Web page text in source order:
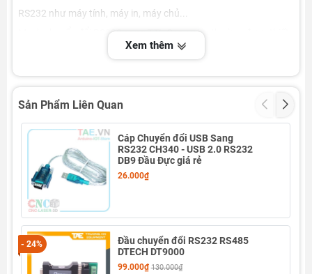
RS232 như máy tính, máy in, máy chủ...
Mạch chuyển đổi RS232 sang TTL Converter thường được thiết
kế với một số thành phần chính như chip chuyển đổi RS232
Thông thường, mạch chuyển đổi RS232 sang TTL Converter sẽ
có đầu vào RS232 gồm 3 chân là TXD (dữ liệu truyền), RXD (dữ
liệu nhận) và GND (đất), đầu ra TTL cũng tương tự gồm 3 chân
tương ứng với TXD, RXD và GND. Một số mạch chuyển đổi
RS232 sang TTL Converter có thêm các tính năng bổ sung như
cấp nguồn điện cho các thiết bị ngoại vi hoặc bảo vệ các thiết bị
khỏi tác động của tín hiệu điện từ từ môi trường xung quanh.
Xem thêm
Sản Phẩm Liên Quan
Cáp Chuyển đổi USB Sang
RS232 CH340 - USB 2.0 RS232
DB9 Đầu Đực giá rẻ
26.000₫
- 24%
Đầu chuyển đổi RS232 RS485
DTECH DT9000
99.000₫ 130.000₫